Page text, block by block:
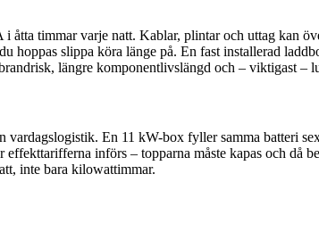
timmar varje natt. Kablar, plintar och uttag kan
hoppas slippa köra länge på. En fast installerad
längre komponentlivslängd och – viktigast –
En 11 kW-box fyller samma batteri
införs – topparna måste kapas och då
inte bara kilowattimmar.